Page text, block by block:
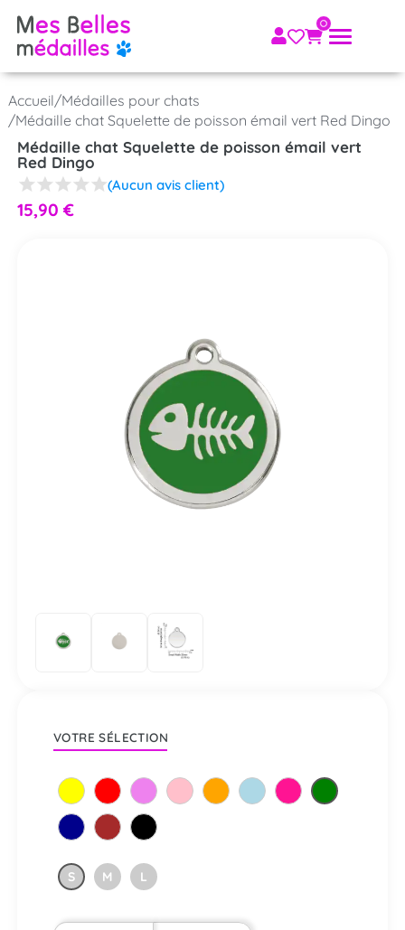
Accueil/Médailles pour chats
/Médaille chat Squelette de poisson émail vert Red Dingo
Médaille chat Squelette de poisson émail vert
Red Dingo
(Aucun avis client)
15,90 €
VOTRE SÉLECTION
S M L